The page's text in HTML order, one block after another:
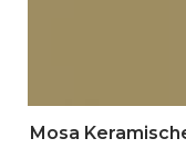
Mosa